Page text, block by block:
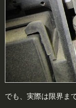
でも、実際は限界ま